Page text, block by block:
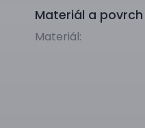
Materiál a povrch
Materiál: